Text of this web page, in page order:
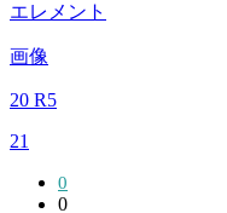
エレメント
画像
20 R5
21
0
0